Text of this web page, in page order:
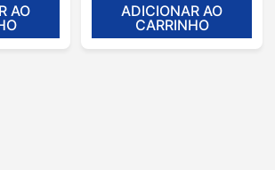
AO
ADICIONAR AO
CARRINHO